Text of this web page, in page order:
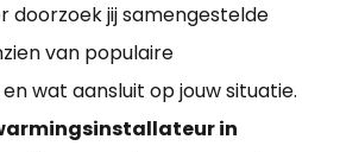
doorzoek jij samengestelde
van populaire
wat aansluit op jouw situatie.
in